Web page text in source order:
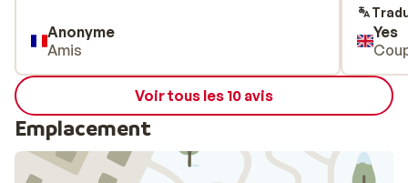
Anonyme
Amis
Yes
Voir tous les 10 avis
Emplacement